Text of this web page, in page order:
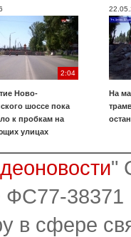
2:04
Ново-
шоссе пока
к пробкам на
улицах
На
"
38371
в сфере